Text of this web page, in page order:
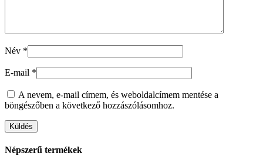
Név *
E-mail *
A nevem, e-mail címem, és weboldalcímem mentése a
böngészőben a következő hozzászólásomhoz.
Népszerű termékek